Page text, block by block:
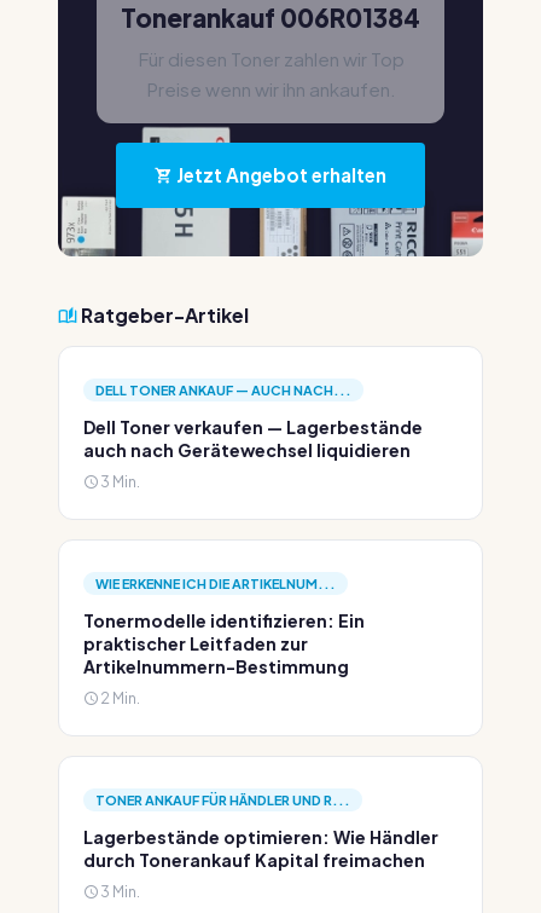
Tonerankauf 006R01384
Für diesen Toner zahlen wir Top
Preise wenn wir ihn ankaufen.
Jetzt Angebot erhalten
Ratgeber-Artikel
DELL TONER ANKAUF — AUCH NACH...
Dell Toner verkaufen — Lagerbestände
auch nach Gerätewechsel liquidieren
3 Min.
WIE ERKENNE ICH DIE ARTIKELNUM...
Tonermodelle identifizieren: Ein
praktischer Leitfaden zur
Artikelnummern-Bestimmung
2 Min.
TONER ANKAUF FÜR HÄNDLER UND R...
Lagerbestände optimieren: Wie Händler
durch Tonerankauf Kapital freimachen
3 Min.